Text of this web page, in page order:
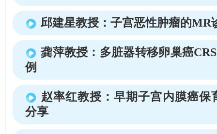
邱建星教授：子宫恶性肿瘤的MR
龚萍教授：多脏器转移卵巢癌
例
赵率红教授：早期子宫内膜癌保
分享